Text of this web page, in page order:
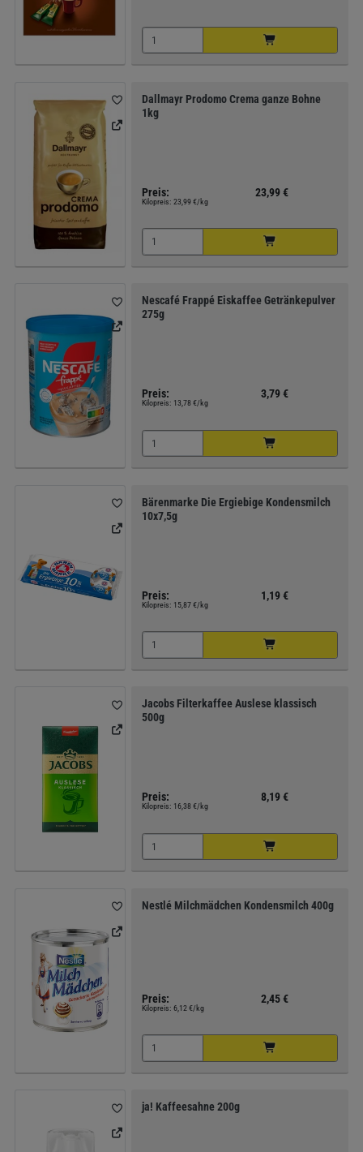
Dallmayr Prodomo Crema ganze Bohne
1kg
Preis: 23,99 €
Kilopreis: 23,99 €/kg
Nescafé Frappé Eiskaffee Getränkepulver
275g
Preis: 3,79 €
Kilopreis: 13,78 €/kg
Bärenmarke Die Ergiebige Kondensmilch
10x7,5g
Preis: 1,19 €
Kilopreis: 15,87 €/kg
Jacobs Filterkaffee Auslese klassisch
500g
Preis: 8,19 €
Kilopreis: 16,38 €/kg
Nestlé Milchmädchen Kondensmilch 400g
Preis: 2,45 €
Kilopreis: 6,12 €/kg
ja! Kaffeesahne 200g